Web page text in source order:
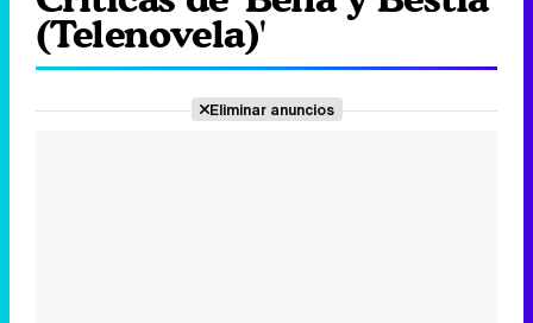
(Telenovela)'
Eliminar anuncios